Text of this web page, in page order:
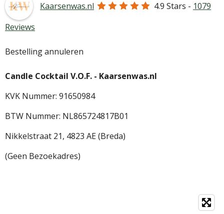
Kaarsenwas.nl 4.9 Stars - 1079
Reviews
Bestelling annuleren
Candle Cocktail V.O.F. - Kaarsenwas.nl
KVK Nummer: 91650984
BTW Nummer: NL865724817B01
Nikkelstraat 21, 4823 AE (Breda)
(Geen Bezoekadres)